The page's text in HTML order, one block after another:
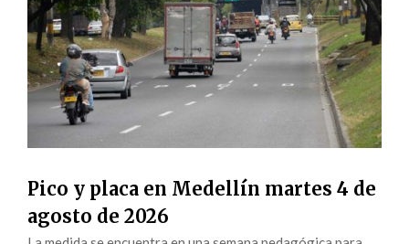
Pico y placa en Medellín martes 4 de
agosto de 2026